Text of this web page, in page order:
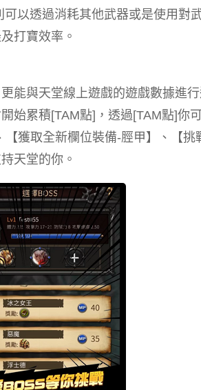
以透過消耗其他武器或是使用對
打寶效率。
能與天堂線上遊戲的遊戲數據進
始累積[TAM點]，透過[TAM點]你
【獲取全新欄位裝備-脛甲】、【
天堂的你。